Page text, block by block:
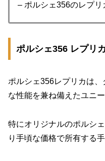
– ポルシェ356のレプリ
ポルシェ356 レプリ
ポルシェ356レプリカは
な性能を兼ね備えたユニ
特にオリジナルのポルシ
り手頃な価格で所有する